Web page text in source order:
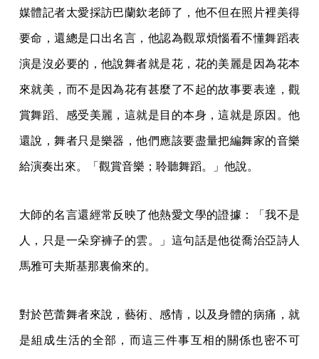
媒體記者太愛採訪巴蘭欽老師了，他不但在照片裡美得
要命，還總是口出名言，他認為觀眾煩惱看不懂舞蹈表
演是沒必要的，他說舞者就是花，花的美麗是因為花本
來就美，而不是因為花有甚麼了不起的故事要表達，觀
賞舞蹈、感受美麗，這就是目的本身，這就是原因。他
還說，舞者只是樂器，他們應該要盡量把編舞家的音樂
給演奏出來。「觀賞音樂；聆聽舞蹈。」他說。
大師的名言還經常反映了他熱愛文學的證據：「我不是
人，只是一朵穿褲子的雲。」這句話是他從喬治亞詩人
馬雅可夫斯基那裏偷來的。
對於芭蕾舞者來說，藝術、感情，以及身體的病痛，就
是組成生活的全部，而這三件事互相的關係也密不可